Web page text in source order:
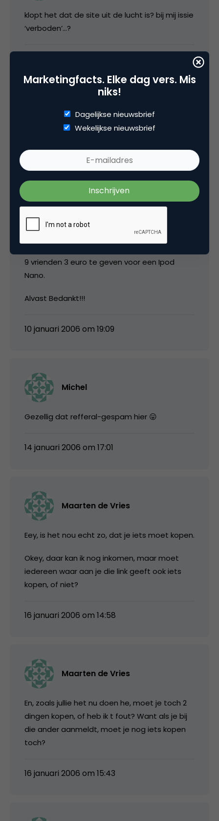
klopt het dat de site uit de lucht is? bij mij issie
‘verboden’…?
Henk
en heb hem dus ivm de verhuizing nig niet
gezien.
Het is de bedoeling dat een bepaald aantal
nmensen die via jouw link aangemeld zijn bv
een gift van 3 euro moeten doen, maar is dit
een eenmalige gift of een periodieke, indien
9 vrienden 3 euro te geven voor een Ipod
Nano.
Alvast Bedankt!!!
10 januari 2006 om 19:09
Michel
Gezellig dat refferal-gespam hier 😛
14 januari 2006 om 17:01
Maarten de Vries
Eey, is het nou echt zo, dat je iets moet kopen.
Okey, daar kan ik nog inkomen, maar moet
iedereen waar aan je die link geeft ook iets
kopen, of niet?
16 januari 2006 om 14:58
Maarten de Vries
En, zoals jullie het nu doen he, moet je toch 2
dingen kopen, of heb ik t fout? Want als je bij
die ander aanmeldt, moet je nog iets kopen
toch?
16 januari 2006 om 15:43
Marketingfacts. Elke dag vers. Mis
niks!
Dagelijkse nieuwsbrief
Wekelijkse nieuwsbrief